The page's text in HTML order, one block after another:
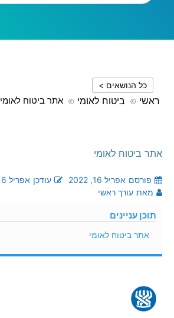
כל הנושאים >
ראשי ביטוח לאומי
אתר ביטוח לאומי
אתר ביטוח לאומי
פורסם אפריל 16, 2022 עודכן אפריל 16, 2022
מאת עורך ראשי
תוכן עניינים
אתר ביטוח לאומי